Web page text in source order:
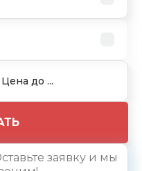
заявку и мы